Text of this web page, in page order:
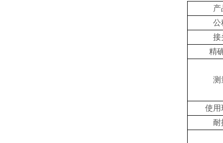
产
公
接
精
测
使用
耐